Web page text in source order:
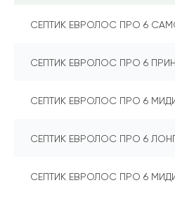
СЕПТИК ЕВРОЛОС ПРО 6
СЕПТИК ЕВРОЛОС ПРО 6
СЕПТИК ЕВРОЛОС ПРО 6
СЕПТИК ЕВРОЛОС ПРО 6
СЕПТИК ЕВРОЛОС ПРО 6